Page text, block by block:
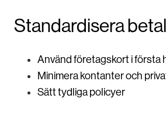
Standardisera
Använd företagskort i första
Minimera kontanter och
Sätt tydliga policyer